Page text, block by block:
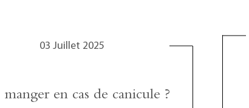
03 Juillet 2025
en cas de canicule ?